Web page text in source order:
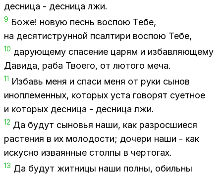
дес­ни­ца - дес­ни­ца лжи.
9 Боже! но­вую песнь вос­пою Тебе,
на де­ся­ти­струн­ной псал­ти­ри вос­пою Тебе,
10 да­ру­ю­ще­му спа­се­ние ца­рям и из­бав­ля­ю­ще­му
Да­ви­да, раба Тво­е­го, от лю­то­го меча.
11 Из­бавь меня и спа­си меня от руки сы­нов
ино­пле­мен­ных, ко­то­рых уста го­во­рят су­ет­ное
и ко­то­рых дес­ни­ца - дес­ни­ца лжи.
12 Да бу­дут сы­но­вья наши, как раз­рос­ши­е­ся
рас­те­ния в их мо­ло­до­сти; до­че­ри наши - как
ис­кус­но из­ва­ян­ные стол­пы в чер­то­гах.
13 Да бу­дут жит­ни­цы наши пол­ны, обиль­ны